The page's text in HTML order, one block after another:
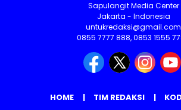
Sapulangit Media Center
Jakarta - Indonesia
untukredaksi@gmail.com
0855 7777 888, 0853 1555
HOME TIM REDAKSI